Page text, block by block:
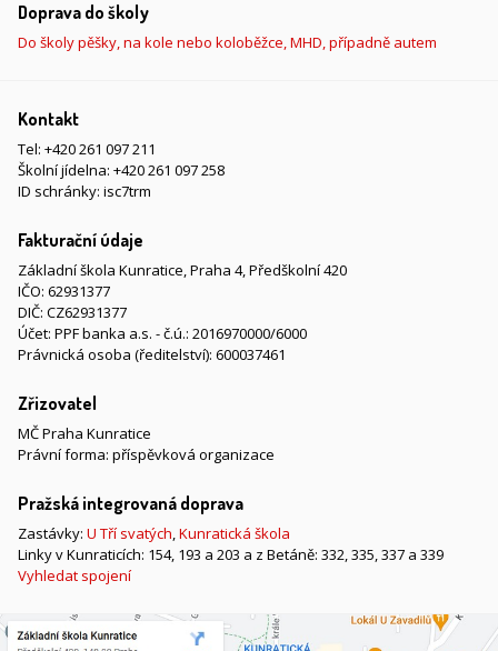
Doprava do školy
Do školy pěšky, na kole nebo koloběžce, MHD, případně autem
Kontakt
Tel: +420 261 097 211
Školní jídelna: +420 261 097 258
ID schránky: isc7trm
Fakturační údaje
Základní škola Kunratice, Praha 4, Předškolní 420
IČO: 62931377
DIČ: CZ62931377
Účet: PPF banka a.s. - č.ú.: 2016970000/6000
Právnická osoba (ředitelství): 600037461
Zřizovatel
MČ Praha Kunratice
Právní forma: příspěvková organizace
Pražská integrovaná doprava
Zastávky: U Tří svatých,Kunratická škola
Linky v Kunraticích: 154, 193 a 203 a z Betáně: 332, 335, 337 a 339
Vyhledat spojení